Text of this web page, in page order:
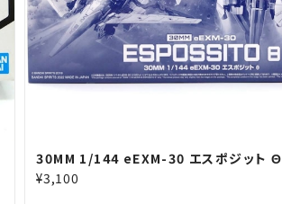
30MM 1/144 eEXM-30 エスポジット Θ
¥3,100